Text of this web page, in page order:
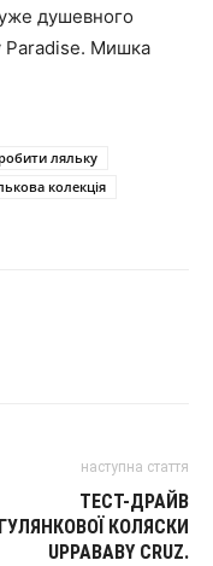
душевного
Рaradise. Мишка
ляльку
колекція
наступна стаття
ТЕСТ-ДРАЙВ
КОЛЯСКИ
UPPABABY CRUZ.